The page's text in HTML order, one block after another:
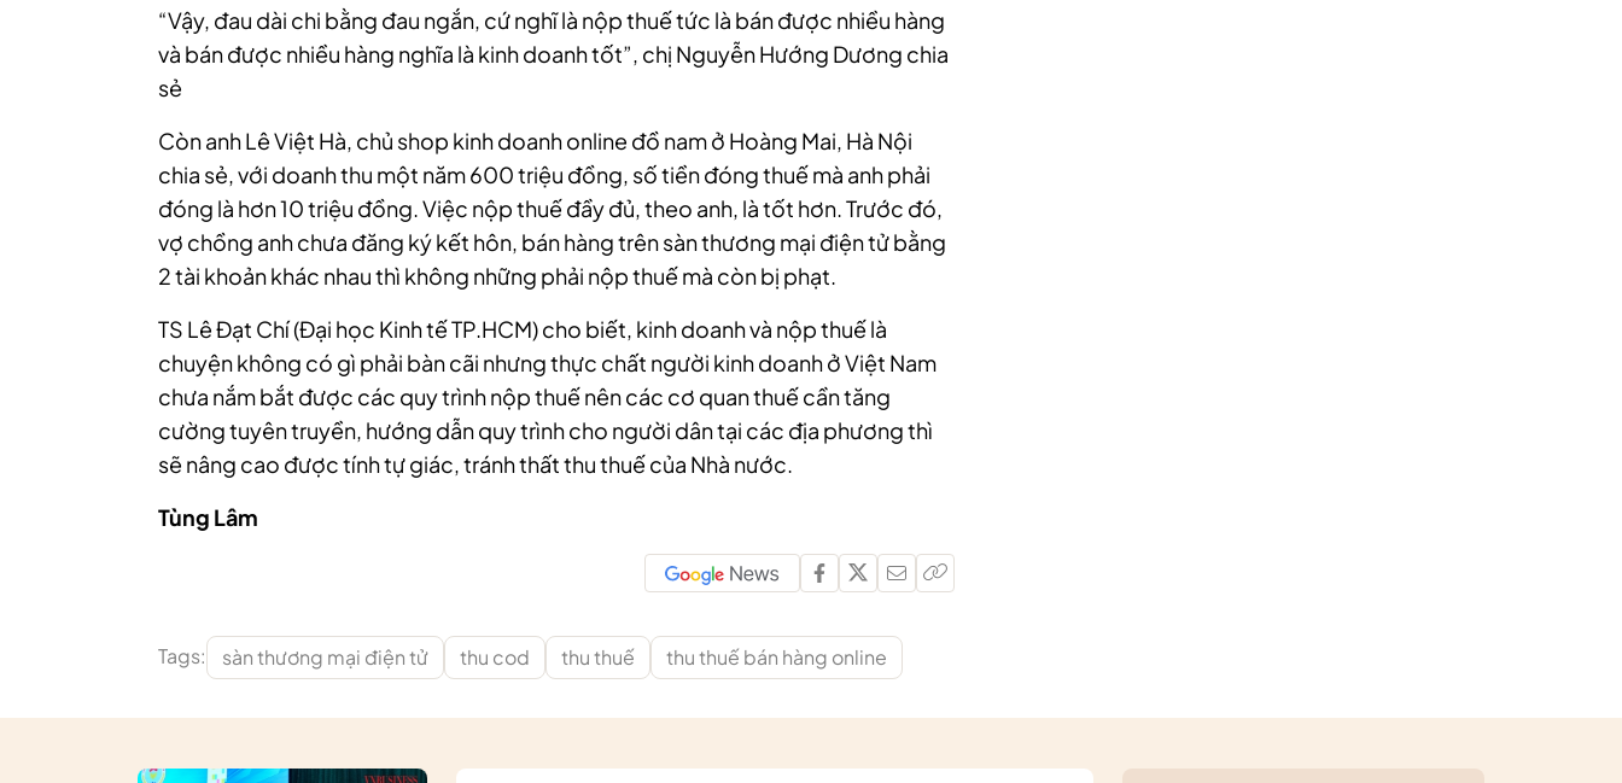
“Vậy, đau dài chi bằng đau ngắn, cứ nghĩ là nộp thuế tức là bán được nhiều hàng
và bán được nhiều hàng nghĩa là kinh doanh tốt”, chị Nguyễn Hướng Dương chia
sẻ
Còn anh Lê Việt Hà, chủ shop kinh doanh online đồ nam ở Hoàng Mai, Hà Nội
chia sẻ, với doanh thu một năm 600 triệu đồng, số tiền đóng thuế mà anh phải
đóng là hơn 10 triệu đồng. Việc nộp thuế đầy đủ, theo anh, là tốt hơn. Trước đó,
vợ chồng anh chưa đăng ký kết hôn, bán hàng trên sàn thương mại điện tử bằng
2 tài khoản khác nhau thì không những phải nộp thuế mà còn bị phạt.
TS Lê Đạt Chí (Đại học Kinh tế TP.HCM) cho biết, kinh doanh và nộp thuế là
chuyện không có gì phải bàn cãi nhưng thực chất người kinh doanh ở Việt Nam
chưa nắm bắt được các quy trình nộp thuế nên các cơ quan thuế cần tăng
cường tuyên truyền, hướng dẫn quy trình cho người dân tại các địa phương thì
sẽ nâng cao được tính tự giác, tránh thất thu thuế của Nhà nước.
Tùng Lâm
Tags: sàn thương mại điện tử thu cod thu thuế thu thuế bán hàng online